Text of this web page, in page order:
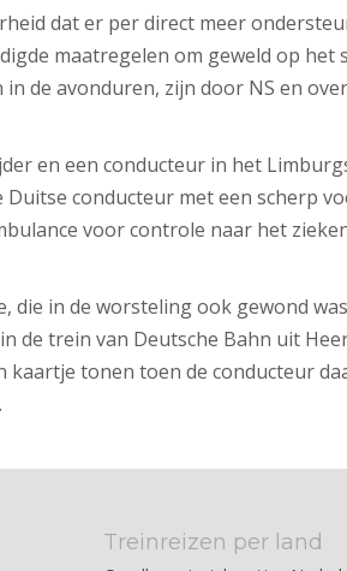
dat er per direct meer
maatregelen om geweld op het
de avonduren, zijn door NS en
en een conducteur in het
conducteur met een scherp
voor controle naar het
die in de worsteling ook gewond
de trein van Deutsche Bahn uit
kaartje tonen toen de conducteur
Treinreizen per land